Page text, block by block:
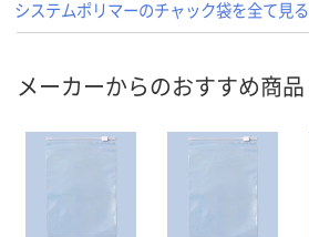
システムポリマーのチャック袋を全て見る
メーカーからのおすすめ商品